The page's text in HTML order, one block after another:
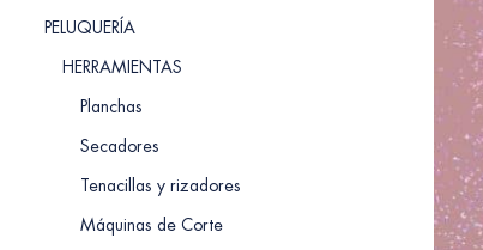
PELUQUERÍA
HERRAMIENTAS
Planchas
Secadores
Tenacillas y rizadores
Máquinas de Corte